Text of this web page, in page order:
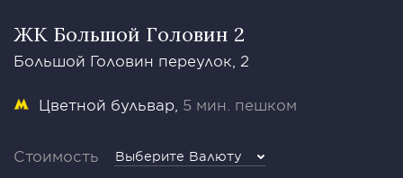
ЖК Большой Головин 2
Большой Головин переулок, 2
Цветной бульвар 5 мин. пешком
Стоимость Выберите Валюту